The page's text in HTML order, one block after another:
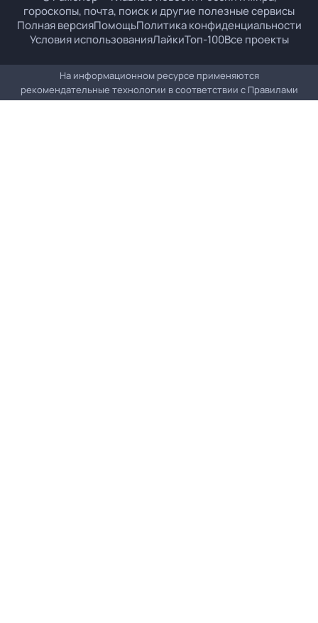
гороскопы, почта, поиск и другие полезные сервисы
Полная версияПомощьПолитика конфиденциальности
Условия использованияЛайкиТоп-100Все проекты
На информационном ресурсе применяются
рекомендательные технологии в соответствии с Правилами